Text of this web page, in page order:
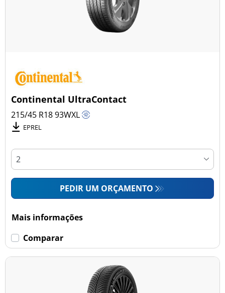
Continental UltraContact
215/45 R1893WXL
EPREL
PEDIR UM ORÇAMENTO
Mais informações
Comparar